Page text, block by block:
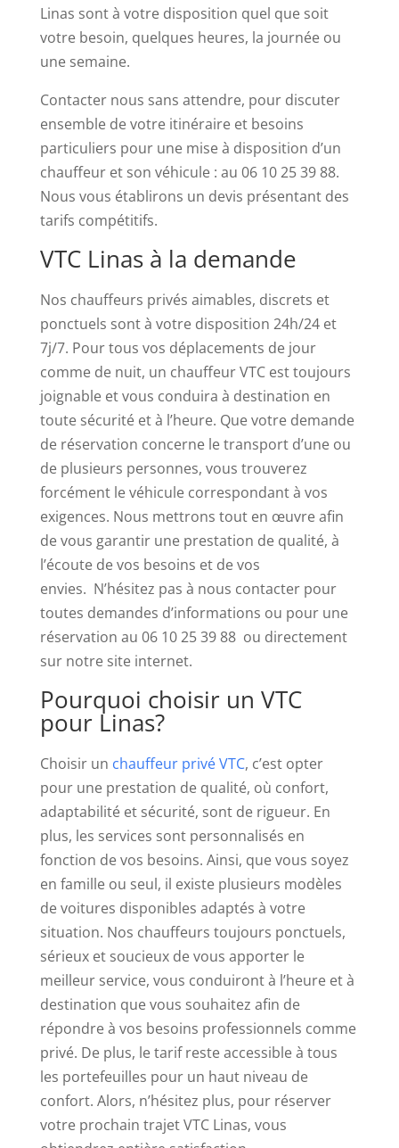
Cette
créature
intelligemment
l'air
moins
symboles
montre
poche
sur
rouleaux,
l'un
est
déjà
vous
atterrissez
fois
sans
lapin,
vous
entrez
dans
tour
bonus
principal.
Les
Linas sont à votre disposition quel que soit
votre besoin, quelques heures, la journée ou
une semaine.
Contacter nous sans attendre, pour discuter
ensemble de votre itinéraire et besoins
particuliers pour une mise à disposition d’un
chauffeur et son véhicule : au 06 10 25 39 88.
Nous vous établirons un devis présentant des
tarifs compétitifs.
VTC Linas à la demande
Nos chauffeurs privés aimables, discrets et
ponctuels sont à votre disposition 24h/24 et
7j/7. Pour tous vos déplacements de jour
comme de nuit, un chauffeur VTC est toujours
joignable et vous conduira à destination en
toute sécurité et à l’heure. Que votre demande
de réservation concerne le transport d’une ou
de plusieurs personnes, vous trouverez
forcément le véhicule correspondant à vos
exigences. Nous mettrons tout en œuvre afin
de vous garantir une prestation de qualité, à
l’écoute de vos besoins et de vos
envies. N’hésitez pas à nous contacter pour
toutes demandes d’informations ou pour une
réservation au 06 10 25 39 88 ou directement
sur notre site internet.
Pourquoi choisir un VTC
pour Linas?
Choisir un chauffeur privé VTC, c’est opter
pour une prestation de qualité, où confort,
adaptabilité et sécurité, sont de rigueur. En
plus, les services sont personnalisés en
fonction de vos besoins. Ainsi, que vous soyez
en famille ou seul, il existe plusieurs modèles
de voitures disponibles adaptés à votre
situation. Nos chauffeurs toujours ponctuels,
sérieux et soucieux de vous apporter le
meilleur service, vous conduiront à l’heure et à
destination que vous souhaitez afin de
répondre à vos besoins professionnels comme
privé. De plus, le tarif reste accessible à tous
les portefeuilles pour un haut niveau de
confort. Alors, n’hésitez plus, pour réserver
votre prochain trajet VTC Linas, vous